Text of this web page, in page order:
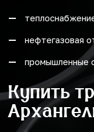
нефтегазовая
промышленные
Купить